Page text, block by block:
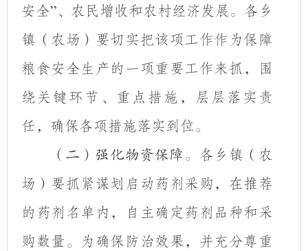
安全”、农民增收和农村经济发展。各乡
镇（农场）要切实把该项工作作为保障
粮食安全生产的一项重要工作来抓，围
绕关键环节、重点措施，层层落实责
任，确保各项措施落实到位。
（二）强化物资保障。 各乡镇（农
场） 要抓紧谋划启动药剂采购，在推荐
的药剂名单内，
自主确定药剂品种和采
购数量。
为确保防治效果，并充分尊重